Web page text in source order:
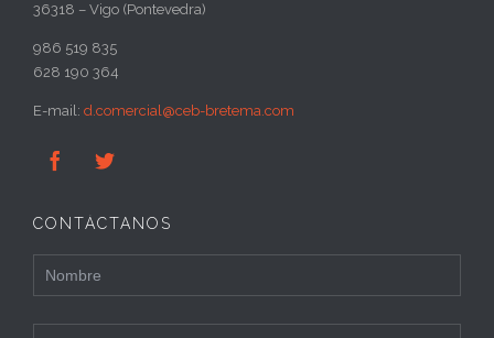
36318 – Vigo (Pontevedra)
986 519 835
628 190 364
E-mail: d.comercial@ceb-bretema.com
 
CONTÁCTANOS